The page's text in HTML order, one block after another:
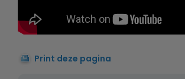
Print deze pagina